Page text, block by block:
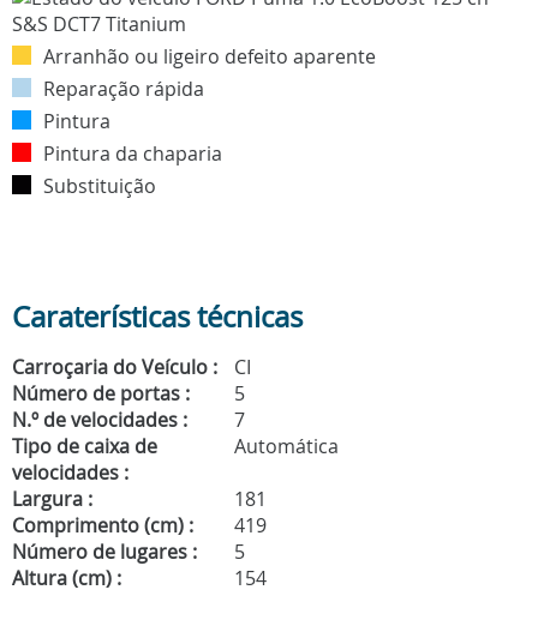
Arranhão ou ligeiro defeito aparente
Reparação rápida
Pintura
Pintura da chaparia
Substituição
Caraterísticas técnicas
Carroçaria do Veículo :
CI
Número de portas :
5
N.º de velocidades :
7
Tipo de caixa de
velocidades :
Automática
Largura :
181
Comprimento (cm) :
419
Número de lugares :
5
Altura (cm) :
154